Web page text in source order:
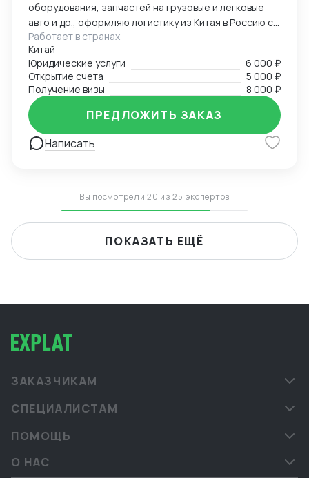
оборудования, запчастей на грузовые и легковые
авто и др., оформляю логистику из Китая в Россию со
всеми сопроводительными документами под ключ.
Предоставляю услуги вашего представительства в
Китае, помогаю с регистрацией компаний, а также
есть опыт в открытии и автоматизации онлайн
магазинов на платформах Taobao, 1688, Meituan,
Jingdong. Помогаю найти поставщиков, наладить
производство, вести переговоры с китайской
стороной. Занимаюсь поиском и отправкой товаров
Работает в странах
Китай
Юридические услуги
6 000 ₽
Открытие счета
5 000 ₽
Получение визы
8 000 ₽
Написать
ПРЕДЛОЖИТЬ ЗАКАЗ
Вы посмотрели 20 из 25 экспертов
ПОКАЗАТЬ ЕЩЁ
ЗАКАЗЧИКАМ
СПЕЦИАЛИСТАМ
ПОМОЩЬ
О НАС